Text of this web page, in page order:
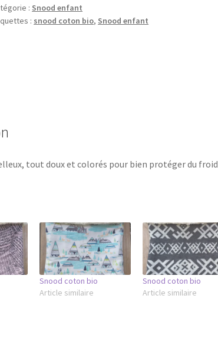
: Snood enfant
: snood coton bio, Snood enfant
tout doux et colorés pour bien protéger du froid
Snood coton bio
Article similaire
Snood coton bio
Article similaire